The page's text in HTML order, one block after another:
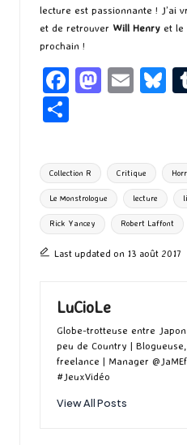
lecture est passionnante ! J’ai
et de retrouver Will Henry et le
prochain !
Fa
o
o
k
M
d
o
n
E
l
ta
g
er
Tags:
Collection R Critique
Le Monstrologue lecture
Rick Yancey Robert Laffont
Last updated on 13 août 2017
LuCioLe
Globe-trotteuse entre
peu de Country |
freelance | Manager
#JeuxVidéo
View All Posts